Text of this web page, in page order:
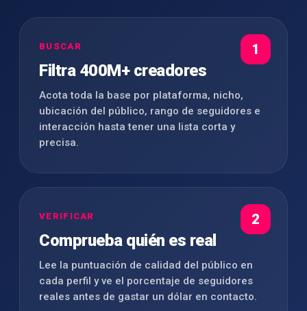
1
BUSCAR
Filtra 400M+ creadores
Acota toda la base por plataforma, nicho,
ubicación del público, rango de seguidores e
interacción hasta tener una lista corta y
precisa.
2
VERIFICAR
Comprueba quién es real
Lee la puntuación de calidad del público en
cada perfil y ve el porcentaje de seguidores
reales antes de gastar un dólar en contacto.